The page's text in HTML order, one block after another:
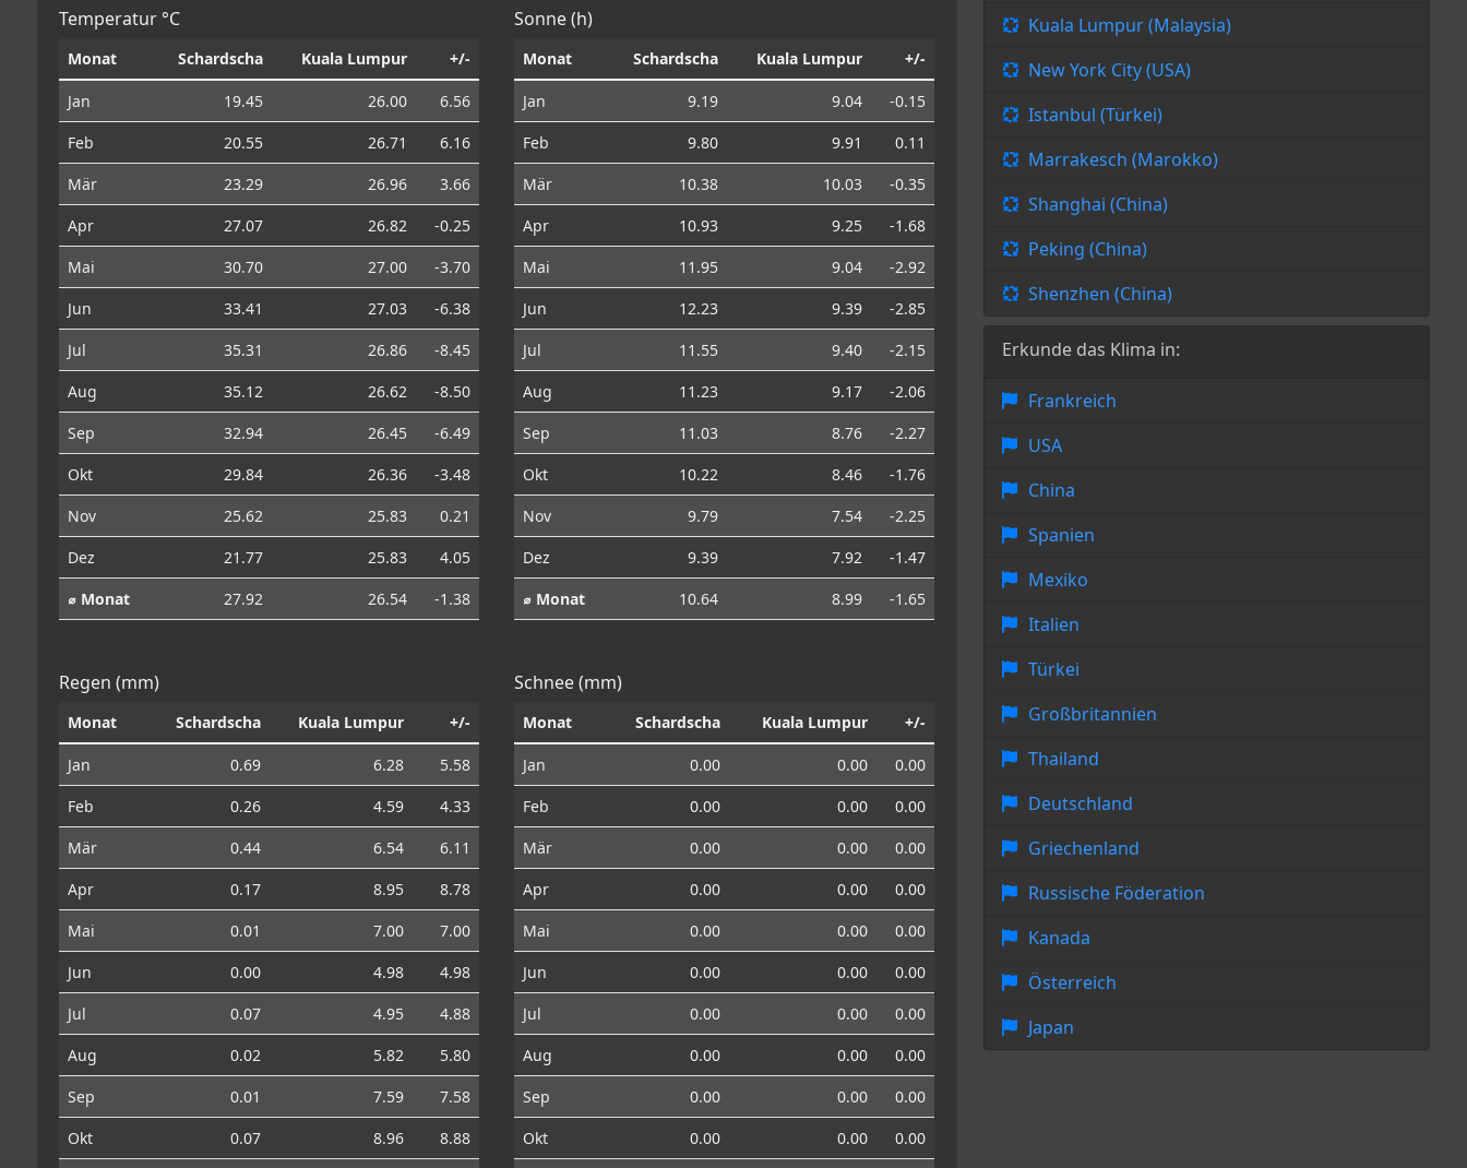
Temperatur °C
Monat Schardscha Kuala Lumpur +/-
Jan 19.45 26.00
6.56
Feb
20.55 26.71
6.16
Mär
23.29 26.96
3.66
Apr
27.07 26.82
-0.25
Mai
30.70 27.00
-3.70
Jun
33.41 27.03
-6.38
Jul
35.31 26.86
-8.45
Aug
35.12 26.62
-8.50
Sep
32.94 26.45
-6.49
Okt
29.84 26.36
-3.48
Nov
25.62 25.83
0.21
Dez
21.77 25.83
4.05
⌀ Monat
27.92 26.54 -1.38
Sonne (h)
Monat Schardscha Kuala Lumpur +/-
Jan 9.19 9.04
-0.15
Feb
9.80 9.91
0.11
Mär
10.38 10.03
-0.35
Apr
10.93 9.25
-1.68
Mai
11.95 9.04
-2.92
Jun
12.23 9.39
-2.85
Jul
11.55 9.40
-2.15
Aug
11.23 9.17
-2.06
Sep
11.03 8.76
-2.27
Okt
10.22 8.46
-1.76
Nov
9.79 7.54
-2.25
Dez
9.39 7.92
-1.47
⌀ Monat
10.64 8.99 -1.65
Regen (mm)
Monat Schardscha Kuala Lumpur +/-
Jan 0.69 6.28
5.58
Feb
0.26 4.59
4.33
Mär
0.44 6.54
6.11
Apr
0.17 8.95
8.78
Mai
0.01 7.00
7.00
Jun
0.00 4.98
4.98
Jul
0.07 4.95
4.88
Aug
0.02 5.82
5.80
Sep
0.01 7.59
7.58
Okt
0.07 8.96 8.88
Schnee (mm)
Monat Schardscha Kuala Lumpur +/-
Jan 0.00 0.00
0.00
Feb
0.00 0.00
0.00
Mär
0.00 0.00
0.00
Apr
0.00 0.00
0.00
Mai
0.00 0.00
0.00
Jun
0.00 0.00
0.00
Jul
0.00 0.00
0.00
Aug
0.00 0.00
0.00
Sep
0.00 0.00
0.00
Okt
0.00 0.00 0.00
Kuala Lumpur (Malaysia)
New York City (USA)
Istanbul (Türkei)
Marrakesch (Marokko)
Shanghai (China)
Peking (China)
Shenzhen (China)
Erkunde das Klima in:
Frankreich
USA
China
Spanien
Mexiko
Italien
Türkei
Großbritannien
Thailand
Deutschland
Griechenland
Russische Föderation
Kanada
Österreich
Japan